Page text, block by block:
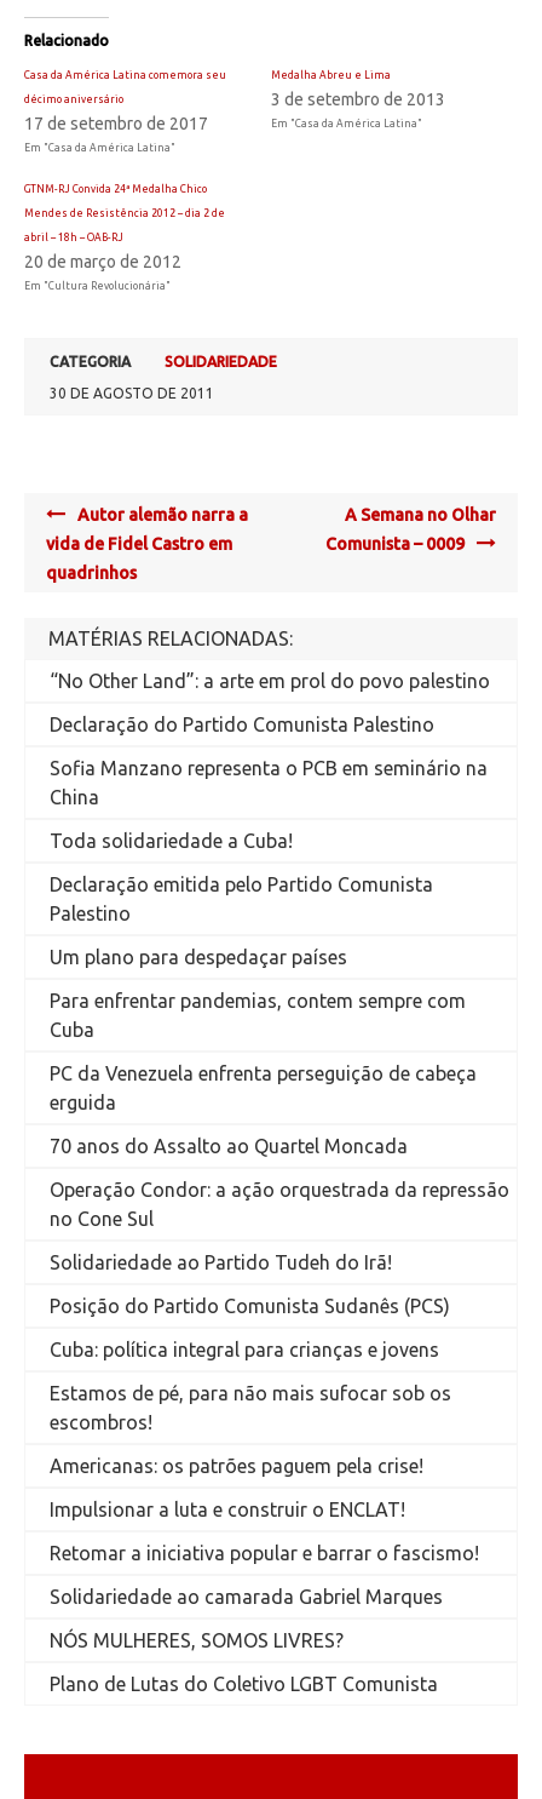
Relacionado
Casa da América Latina comemora seu
décimo aniversário
17 de setembro de 2017
Em "Casa da América Latina"
Medalha Abreu e Lima
3 de setembro de 2013
Em "Casa da América Latina"
GTNM-RJ Convida 24ª Medalha Chico
Mendes de Resistência 2012 – dia 2 de
abril – 18h – OAB-RJ
20 de março de 2012
Em "Cultura Revolucionária"
CATEGORIA
SOLIDARIEDADE
30 DE AGOSTO DE 2011
Post
navigation
Autor alemão narra a
vida de Fidel Castro em
quadrinhos
A Semana no Olhar
Comunista – 0009
MATÉRIAS RELACIONADAS:
“No Other Land”: a arte em prol do povo palestino
Declaração do Partido Comunista Palestino
Sofia Manzano representa o PCB em seminário na
China
Toda solidariedade a Cuba!
Declaração emitida pelo Partido Comunista
Palestino
Um plano para despedaçar países
Para enfrentar pandemias, contem sempre com
Cuba
PC da Venezuela enfrenta perseguição de cabeça
erguida
70 anos do Assalto ao Quartel Moncada
Operação Condor: a ação orquestrada da repressão
no Cone Sul
Solidariedade ao Partido Tudeh do Irã!
Posição do Partido Comunista Sudanês (PCS)
Cuba: política integral para crianças e jovens
Estamos de pé, para não mais sufocar sob os
escombros!
Americanas: os patrões paguem pela crise!
Impulsionar a luta e construir o ENCLAT!
Retomar a iniciativa popular e barrar o fascismo!
Solidariedade ao camarada Gabriel Marques
NÓS MULHERES, SOMOS LIVRES?
Plano de Lutas do Coletivo LGBT Comunista